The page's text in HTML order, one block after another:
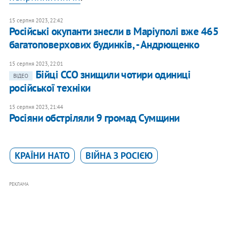
15 серпня 2023, 22:42
Російські окупанти знесли в Маріуполі вже 465
багатоповерхових будинків, - Андрющенко
15 серпня 2023, 22:01
ВІДЕО
Бійці ССО знищили чотири одиниці
російської техніки
15 серпня 2023, 21:44
Росіяни обстріляли 9 громад Сумщини
КРАЇНИ НАТО ВІЙНА З РОСІЄЮ
РЕКЛАМА